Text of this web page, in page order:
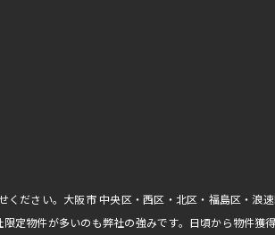
ださい。大阪市 中央区・西区・北区・福島区・浪
定物件が多いのも弊社の強みです。日頃から物件獲